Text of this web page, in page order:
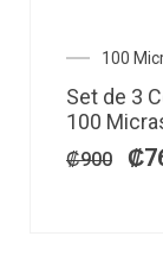
100
Set de 3
100
₡900
El
₡